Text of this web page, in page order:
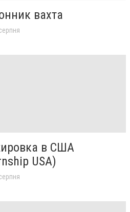
вахта
в США
USA)